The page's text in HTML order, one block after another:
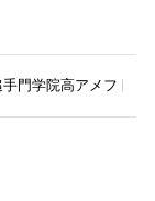
手門学院高アメフト部